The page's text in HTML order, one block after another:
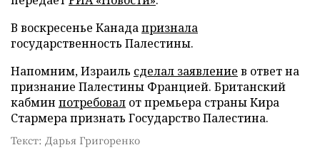
В воскресенье Канадапризнала
государственность Палестины.
Напомним, Израиль сделал заявление в ответ на
признание Палестины Францией. Британский
кабмин потребовал от премьера страны Кира
Стармера признать Государство Палестина.
Текст: Дарья Григоренко